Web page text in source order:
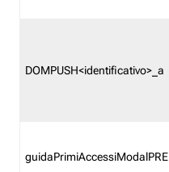
DOMPUSH<identificativo>_a
guidaPrimiAccessiModalPRE